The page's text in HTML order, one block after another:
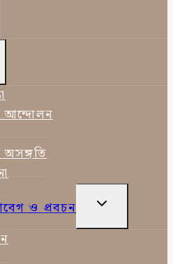
আন্দোলন
ও প্রবচন
TOGGLE